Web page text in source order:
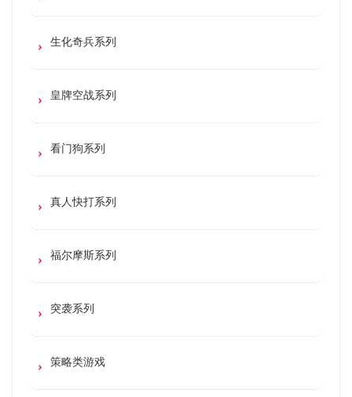
生化奇兵系列
皇牌空战系列
看门狗系列
真人快打系列
福尔摩斯系列
突袭系列
策略类游戏